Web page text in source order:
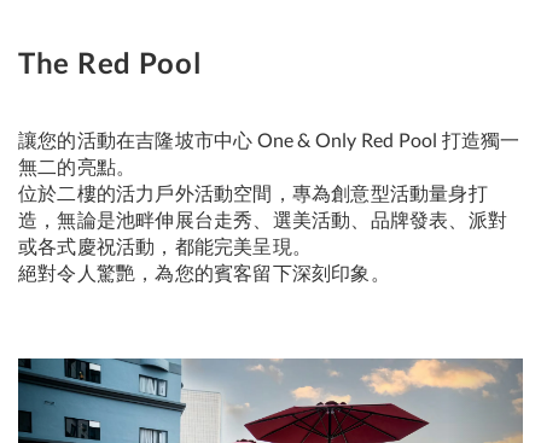
The Red Pool
讓您的活動在吉隆坡市中心 One & Only Red Pool 打造獨一
無二的亮點。
位於二樓的活力戶外活動空間，專為創意型活動量身打
造，無論是池畔伸展台走秀、選美活動、品牌發表、派對
或各式慶祝活動，都能完美呈現。
絕對令人驚艷，為您的賓客留下深刻印象。
Previous Next